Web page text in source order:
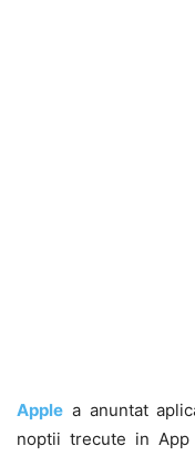
Apple a anuntat
noptii trecute in App